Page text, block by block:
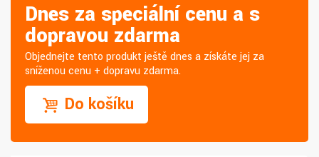
Dnes za speciální cenu a s
dopravou zdarma
Objednejte tento produkt ještě dnes a získáte jej za
sníženou cenu + dopravu zdarma.
Do košíku